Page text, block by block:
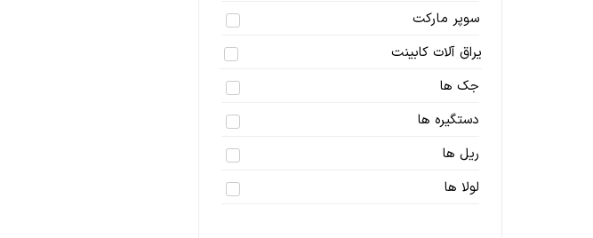
سوپر مارکت
یراق آلات کابینت
جک ها
دستگیره ها
ریل ها
لولا ها